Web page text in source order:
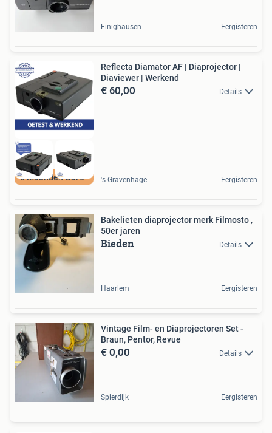
Einighausen Eergisteren
6 Maanden Garantie
Reflecta Diamator AF | Diaprojector |
Diaviewer | Werkend
€ 60,00 Details
's-Gravenhage Eergisteren
Bakelieten diaprojector merk Filmosto ,
50er jaren
Bieden Details
Haarlem Eergisteren
Vintage Film- en Diaprojectoren Set -
Braun, Pentor, Revue
€ 0,00 Details
Spierdijk Eergisteren